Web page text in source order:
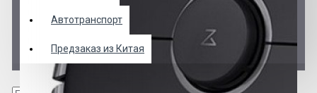
Автотранспорт
Предзаказ из Китая